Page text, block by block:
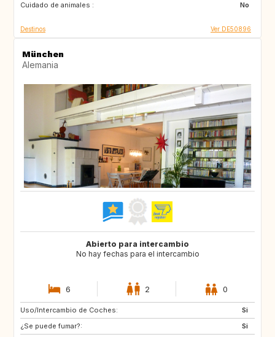
Cuidado de animales :
No
Destinos Ver DE50896
München
Alemania
Abierto para intercambio
No hay fechas para el intercambio
6 2 0
Uso/Intercambio de Coches:
Si
¿Se puede fumar?:
Si
CZ
DE